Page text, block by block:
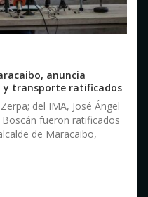
anuncia
y transporte ratificados
del IMA, José Ángel
fueron ratificados
de Maracaibo,